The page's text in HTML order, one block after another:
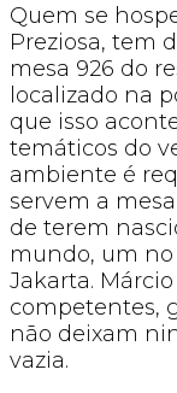
Quem se
Preziosa, tem
mesa 926 do
localizado na
que isso
temáticos do
ambiente é
servem a
de terem
mundo, um
Jakarta.
competentes,
não deixam
vazia.